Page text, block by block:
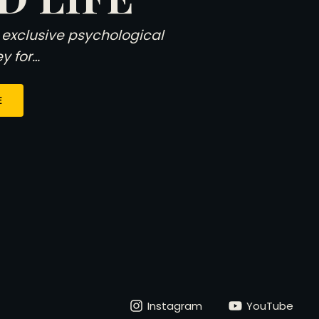
psychological
for…
Instagram YouTube